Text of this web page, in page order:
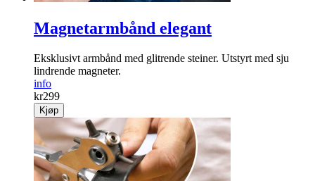
Magnetarmbånd elegant
Eksklusivt armbånd med glitrende steiner. Utstyrt med sju
lindrende magneter.
info
kr299
Kjøp